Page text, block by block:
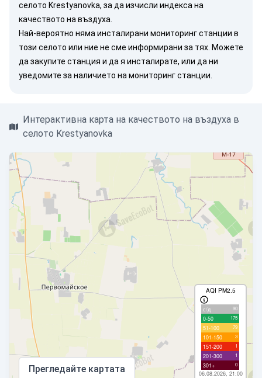
селото Krestyanovka, за да изчисли индекса на
качеството на въздуха.
Най-вероятно няма инсталирани мониторинг станции в
този селото или ние не сме информирани за тях. Можете
да закупите станция и да я инсталирате, или да ни
уведомите за наличието на мониторинг станции.
Интерактивна карта на качеството на въздуха в
селото Krestyanovka
AQI PM2.5
с/д 90
0-50 175
51-100 79
101-150 3
151-200 1
201-300 1
301+ 0
06.08.2026, 21:00
Прегледайте картата